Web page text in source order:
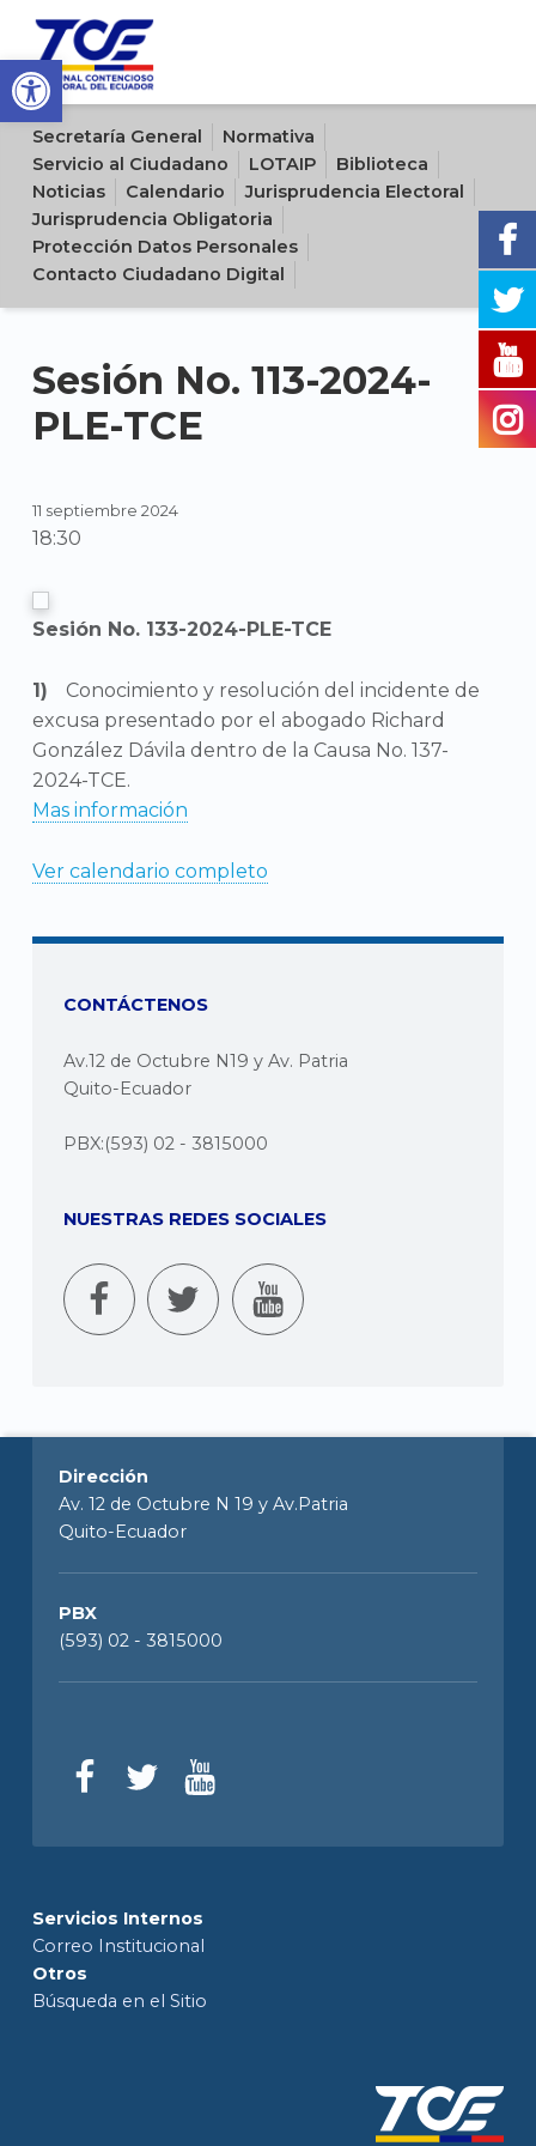
Open toolbar
Sitio oficial del Tribunal Contencioso Electoral del Ecuador
Secretaría General
Normativa
Servicio al Ciudadano
LOTAIP
Biblioteca
Noticias
Calendario
Jurisprudencia Electoral
Jurisprudencia Obligatoria
Protección Datos Personales
Contacto Ciudadano Digital
Sesión No. 113-2024-
PLE-TCE
11 septiembre 2024
18:30
Sesión No. 133-2024-PLE-TCE
Conocimiento y resolución del incidente de
excusa presentado por el abogado Richard
González Dávila dentro de la Causa No. 137-
2024-TCE.
Mas información
Ver calendario completo
CONTÁCTENOS
Av.12 de Octubre N19 y Av. Patria
Quito-Ecuador
PBX:(593) 02 - 3815000
NUESTRAS REDES SOCIALES
Dirección
Av. 12 de Octubre N 19 y Av.Patria
Quito-Ecuador
PBX
(593) 02 - 3815000
Servicios Internos
Correo Institucional
Otros
Búsqueda en el Sitio